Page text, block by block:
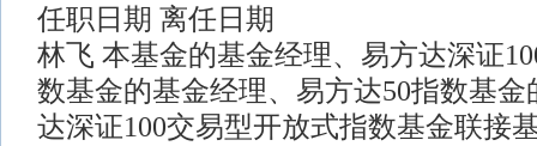
任职日期 离任日期
林飞 本基金的基金经理、易方达深证
数基金的基金经理、易方达50指数基
达深证100交易型开放式指数基金联接